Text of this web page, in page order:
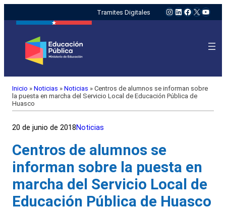
Tramites Digitales Instagram
LinkedIn
Facebook
X
Inicio » Noticias » Noticias » Centros de alumnos se informan sobre
la puesta en marcha del Servicio Local de Educación Pública de
Huasco
20 de junio de 2018Noticias
Centros de alumnos se
informan sobre la puesta en
marcha del Servicio Local de
Educación Pública de Huasco